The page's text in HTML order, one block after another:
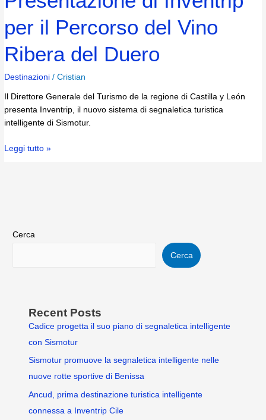
per il Percorso del Vino
Ribera del Duero
Destinazioni /Cristian
Il Direttore Generale del Turismo de la regione di Castilla y León
presenta Inventrip, il nuovo sistema di segnaletica turistica
intelligente di Sismotur.
Leggi tutto »
Cerca
Cerca
Recent Posts
Cadice progetta il suo piano di segnaletica intelligente
con Sismotur
Sismotur promuove la segnaletica intelligente nelle
nuove rotte sportive di Benissa
Ancud, prima destinazione turistica intelligente
connessa a Inventrip Cile